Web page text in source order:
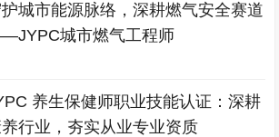
城市能源脉络，深耕燃气安全赛道
城市燃气工程师
养生保健师职业技能认证：深耕
养行业，夯实从业专业资质